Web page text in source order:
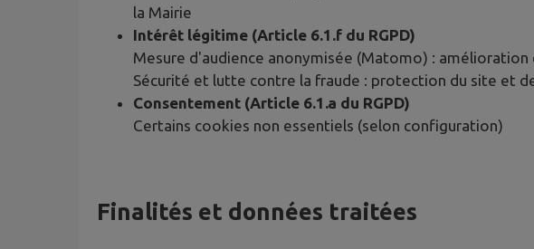
la Mairie
Intérêt légitime (Article 6.1.f du RGPD)
Mesure d'audience anonymisée (Matomo) :
Sécurité et lutte contre la fraude : protection du site et
Consentement (Article 6.1.a du RGPD)
Certains cookies non essentiels (selon configuration)
Finalités et données traitées